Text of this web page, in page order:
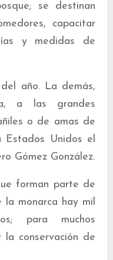
se destinan
capacitar
y medidas de
año. La demás,
a las grandes
o de amas de
Estados Unidos el
Gómez González.
forman parte de
monarca hay mil
para muchos
la conservación de